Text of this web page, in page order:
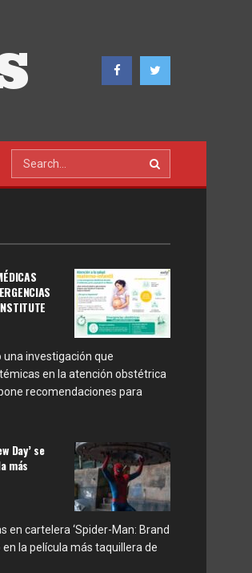
una investigación que
en la atención obstétrica
recomendaciones para
Day’ se
más
en cartelera ‘Spider-Man: Brand
en la película más taquillera de